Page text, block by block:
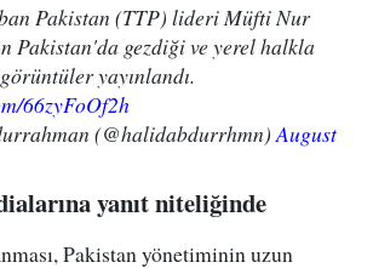
Pakistan (TTP) lideri Müfti Nur
Pakistan'da gezdiği ve yerel halkla
yayınlandı.
66zyFoOf2h
(@halidabdurrhmn) August
yanıt niteliğinde
Pakistan yönetiminin uzun